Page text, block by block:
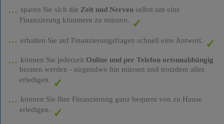
sparen Sie sich die Zeit und Nervenselbst um eine
Finanzierung kümmern zu müssen.
erhalten Sie auf Finanzierungsfragen schnell eine Antwort.
können Sie jederzeit Online und per Telefon ortsunabhängig
beraten werden - nirgendwo hin müssen und trotzdem alles
erledigen.
können Sie Ihre Finanzierung ganz bequem von zu Hause
erledigen.